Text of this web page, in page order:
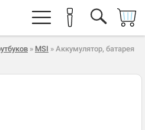
» MSI » Аккумулятор, батарея